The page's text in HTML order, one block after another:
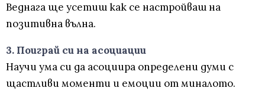
Веднага ще усетиш как се настройваш на
позитивна вълна.
3. Поиграй си на асоциации
Научи ума си да асоциира определени думи с
щастливи моменти и емоции от миналото.